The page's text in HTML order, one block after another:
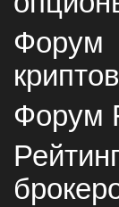
Форум
Форум